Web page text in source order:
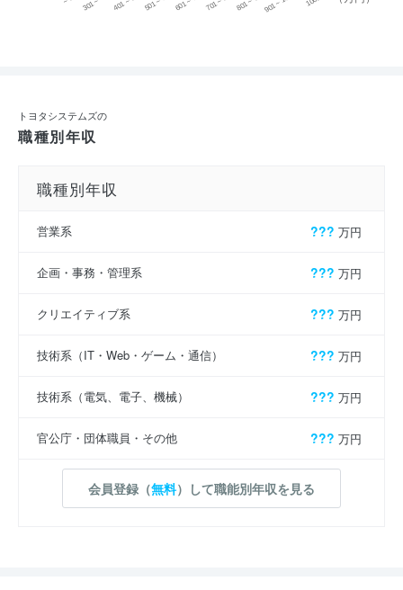
トヨタシステムズの
職種別年収
職種別年収
営業系 ??? 万円
企画・事務・管理系 ??? 万円
クリエイティブ系 ??? 万円
技術系（IT・Web・ゲーム・通信） ??? 万円
技術系（電気、電子、機械） ??? 万円
官公庁・団体職員・その他 ??? 万円
会員登録（無料）して職能別年収を見る